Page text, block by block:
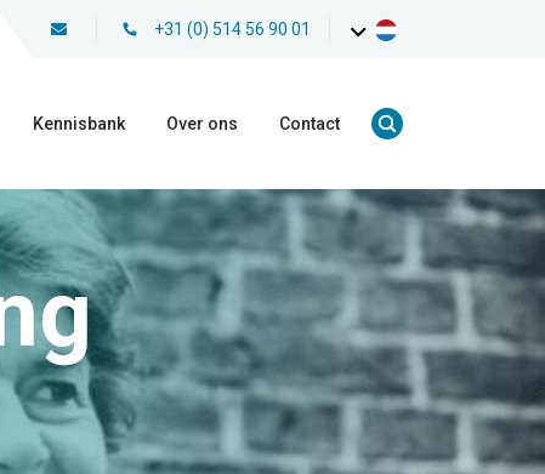
+31 (0) 514 56 90 01
Kennisbank Over ons Contact